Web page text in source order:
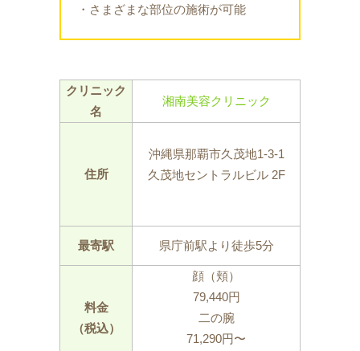
・さまざまな部位の施術が可能
クリニック
名
湘南美容クリニック
住所
沖縄県那覇市久茂地1-3-1
久茂地セントラルビル 2F
最寄駅 県庁前駅より徒歩5分
料金
（税込）
顔（頬）
79,440円
二の腕
71,290円〜